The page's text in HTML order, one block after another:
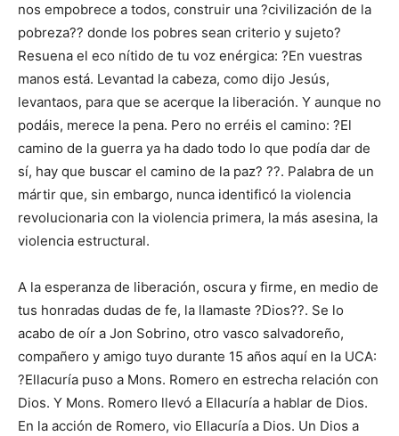
nos empobrece a todos, construir una ?civilización de la
pobreza?? donde los pobres sean criterio y sujeto?
Resuena el eco nítido de tu voz enérgica: ?En vuestras
manos está. Levantad la cabeza, como dijo Jesús,
levantaos, para que se acerque la liberación. Y aunque no
podáis, merece la pena. Pero no erréis el camino: ?El
camino de la guerra ya ha dado todo lo que podía dar de
sí, hay que buscar el camino de la paz? ??. Palabra de un
mártir que, sin embargo, nunca identificó la violencia
revolucionaria con la violencia primera, la más asesina, la
violencia estructural.
A la esperanza de liberación, oscura y firme, en medio de
tus honradas dudas de fe, la llamaste ?Dios??. Se lo
acabo de oír a Jon Sobrino, otro vasco salvadoreño,
compañero y amigo tuyo durante 15 años aquí en la UCA:
?Ellacuría puso a Mons. Romero en estrecha relación con
Dios. Y Mons. Romero llevó a Ellacuría a hablar de Dios.
En la acción de Romero, vio Ellacuría a Dios. Un Dios a